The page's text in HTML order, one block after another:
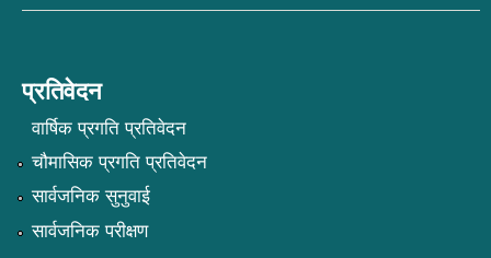
प्रतिवेदन
वार्षिक प्रगति प्रतिवेदन
चौमासिक प्रगति प्रतिवेदन
सार्वजनिक सुनुवाई
सार्वजनिक परीक्षण